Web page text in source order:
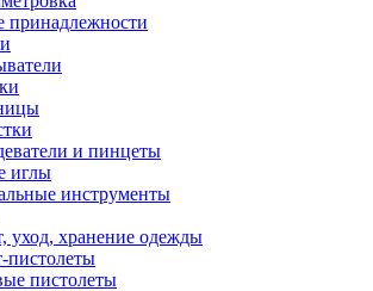
принадлежности
и пинцеты
иглы
инструменты
уход, хранение одежды
пистолеты
пистолеты